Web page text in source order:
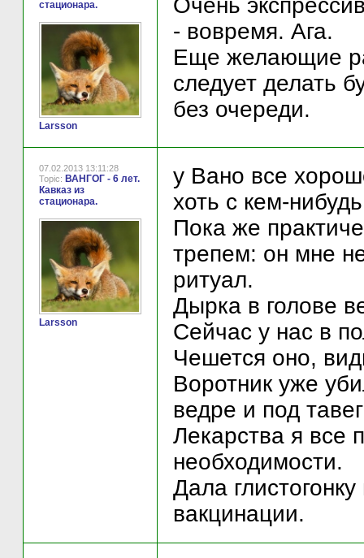
стационара.
Larsson
Очень
- вовремя. Ага.
Еще желающие
следует делать
без очереди.
07.02.2013 13:11:28
Topic: ВАНГОГ - 6 лет.
Кавказ из
стационара.
Larsson
у Вано все
хоть с кем-
Пока же
трепем: он мне
ритуал.
Дырка в голове
Сейчас у нас в
Чешется оно,
Воротник уже
ведре и под
Лекарства я все
необходимости.
Дала
вакцинации.